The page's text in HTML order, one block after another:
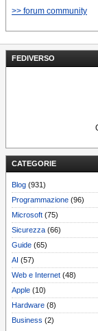
FEDIVERSO
CATEGORIE
Blog (931)
Programmazione (96)
Microsoft (75)
Sicurezza (66)
Guide (65)
AI (57)
Web e Internet (48)
Apple (10)
Hardware (8)
Business (2)
>> forum community